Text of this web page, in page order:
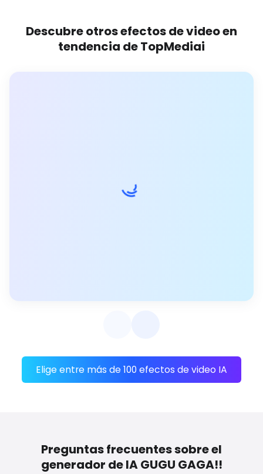
Descubre otros efectos de video en
tendencia de TopMediai
Elige entre más de 100 efectos de video IA
Preguntas frecuentes sobre el
generador de IA GUGU GAGA!!